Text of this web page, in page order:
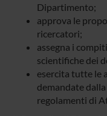
Dipartimento;
approva le
ricercatori;
assegna i
scientifiche dei
esercita tutte le
demandate
regolamenti di